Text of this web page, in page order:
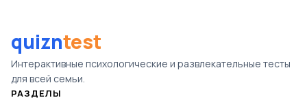
quizntest
Интерактивные психологические и развлекательные тесты
для всей семьи.
РАЗДЕЛЫ